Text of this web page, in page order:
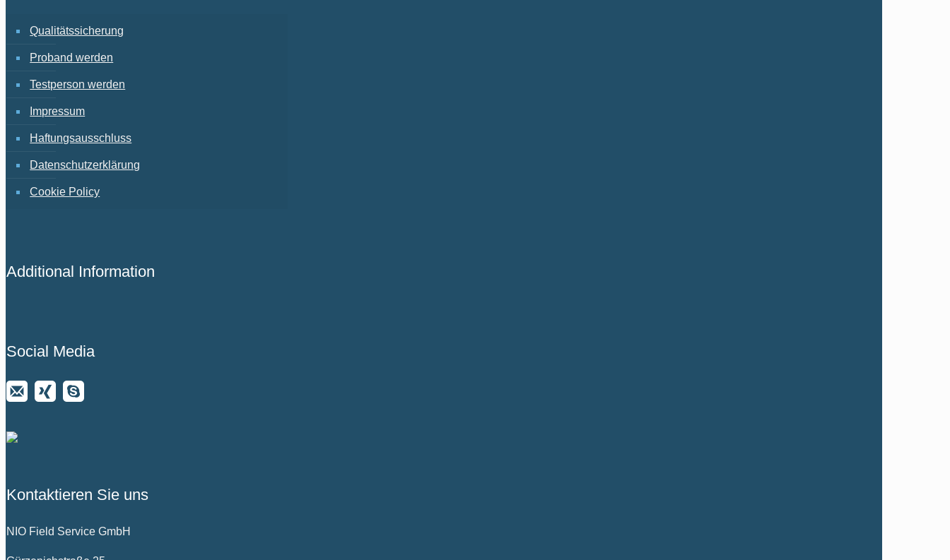
Qualitätssicherung
Proband werden
Testperson werden
Impressum
Haftungsausschluss
Datenschutzerklärung
Cookie Policy
Additional Information
Social Media
Kontaktieren Sie uns
NIO Field Service GmbH